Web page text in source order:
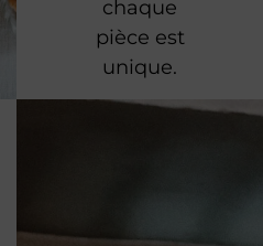
chaque
pièce est
unique.